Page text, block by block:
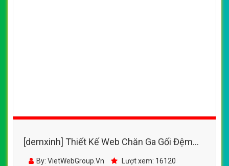
[demxinh] Thiết Kế Web Chăn Ga Gối Đệm
Amanado đẹp, chuyên nghiệp chuẩn SEO
By: VietWebGroup.Vn Lượt xem: 16120